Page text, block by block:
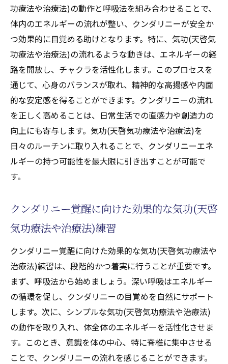
功療法や治療法)の動作と呼吸法を組み合わせることで、
体内のエネルギーの流れが整い、クンダリニーが安全か
つ効果的に目覚める助けとなります。特に、気功(天啓気
功療法や治療法)の流れるような動きは、エネルギーの経
路を開放し、チャクラを活性化します。このプロセスを
通じて、心身のバランスが取れ、精神的な高揚感や内面
的な安定感を得ることができます。クンダリニーの流れ
を正しく高めることは、日常生活での直感力や創造力の
向上にも寄与します。気功(天啓気功療法や治療法)を
日々のルーチンに取り入れることで、クンダリニーエネ
ルギーの持つ可能性を最大限に引き出すことが可能で
す。
クンダリニー覚醒に向けた効果的な気功(天啓
気功療法や治療法)練習
クンダリニー覚醒に向けた効果的な気功(天啓気功療法や
治療法)練習は、段階的かつ着実に行うことが重要です。
まず、呼吸法から始めましょう。深い呼吸はエネルギー
の循環を促し、クンダリニーの目覚めを自然にサポート
します。次に、シンプルな気功(天啓気功療法や治療法)
の動作を取り入れ、体全体のエネルギーを活性化させま
す。このとき、意識を体の中心、特に脊椎に集中させる
ことで、クンダリニーの流れを感じることができます。